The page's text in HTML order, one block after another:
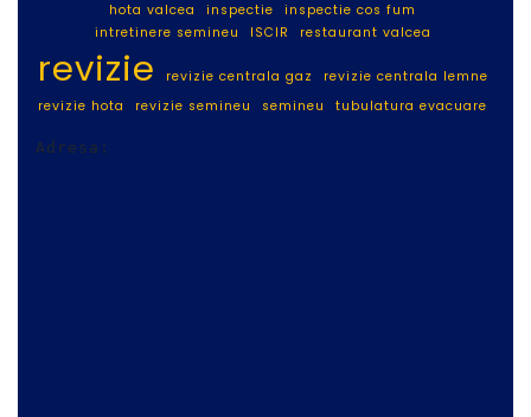
hota valcea
inspectie
inspectie cos fum
intretinere semineu
ISCIR restaurant valcea
revizie revizie centrala gaz
revizie centrala lemne
revizie hota
revizie semineu semineu tubulatura evacuare